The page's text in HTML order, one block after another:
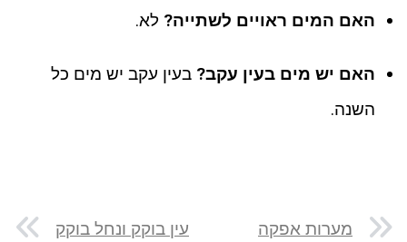
האם המים ראויים לשתייה? לא.
האם יש מים בעין עקב? בעין עקב יש מים כל
השנה.
מערות אפקה עין בוקק ונחל בוקק